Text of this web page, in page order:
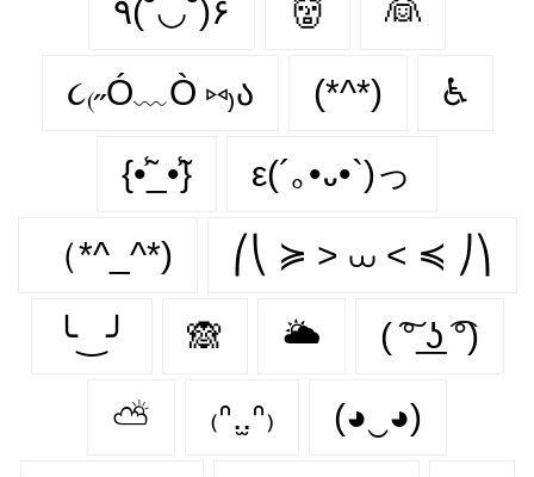
٩(˘◡˘)۶ 👹 👰
૮₍˶Ó﹏Ò ⑅₎ა (*^*) ♿
{•̃̾_•̃̾} ε(´｡•᎑•`)っ
（*^_^*) ⎛⎝ ≽ > ⩊ < ≼ ⎠⎞
╰‿╯ 🙈 🌥 ( ͠° ͟ʖ ͡°)
⛅ ₍ᐢ.̫.ᐢ₎ (◕‿◕)